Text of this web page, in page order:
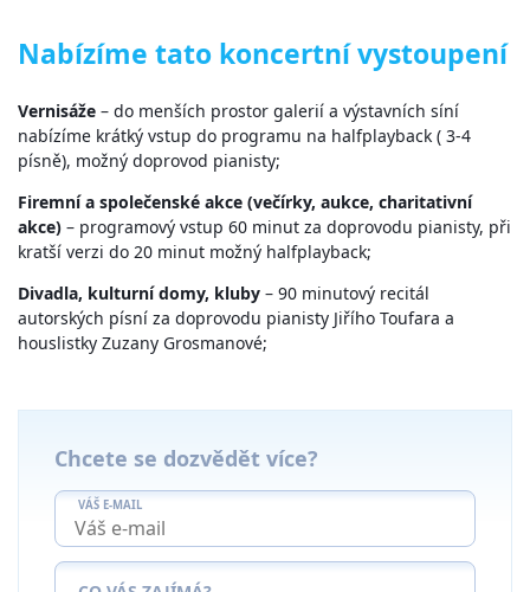
Nabízíme tato koncertní vystoupení
Vernisáže – do menších prostor galerií a výstavních síní
nabízíme krátký vstup do programu na halfplayback ( 3-4
písně), možný doprovod pianisty;
Firemní a společenské akce (večírky, aukce, charitativní
akce) – programový vstup 60 minut za doprovodu pianisty, při
kratší verzi do 20 minut možný halfplayback;
Divadla, kulturní domy, kluby – 90 minutový recitál
autorských písní za doprovodu pianisty Jiřího Toufara a
houslistky Zuzany Grosmanové;
Chcete se dozvědět více?
VÁŠ E-MAIL